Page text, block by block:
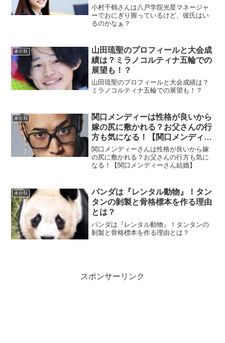
小村千鶴さんは八戸学院光星マネージャ
ーでおにぎり握っているけど、彼氏はい
るのかなぁ？
未分類
山田琉聖のプロフィールと大会成
績は？ミラノコルティナ五輪での
展望も！？
山田琉聖のプロフィールと大会成績は？
ミラノコルティナ五輪での展望も！？
未分類
関口メンディーは性格が良いから
嫁の尻に敷かれる？お父さんの行
方も気になる！【関口メンディー
結婚】
関口メンディーさんは性格が良いから嫁
の尻に敷かれる？お父さんの行方も気に
なる！【関口メンディーさん結婚】
未分類
パンダは『レンタル動物』！タン
タンの剝製と骨格標本を作る理由
とは？
パンダは『レンタル動物』！タンタンの
剝製と骨格標本を作る理由とは？
スポンサーリンク